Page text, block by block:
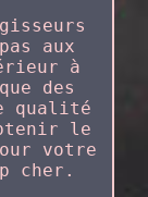
aux
à
des
qualité
le
votre
cher.